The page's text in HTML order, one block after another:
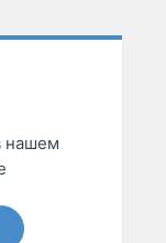
нашем